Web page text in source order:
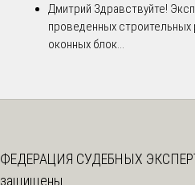
Дмитрий Здравствуйте!
проведенных строительных
оконных блок...
ФЕДЕРАЦИЯ СУДЕБНЫХ
защищены